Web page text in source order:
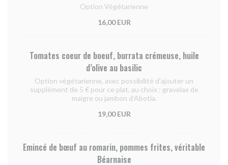
Option Végétarienne
16,00 EUR
Tomates coeur de boeuf, burrata crémeuse, huile
d’olive au basilic
Option végétarienne, avec possibilité d’ajouter un
supplément de 5 € pour ce plat, au choix : gravelax de
maigre ou jambon d’Abotia.
19,00 EUR
Emincé de bœuf au romarin, pommes frites, véritable
Béarnaise